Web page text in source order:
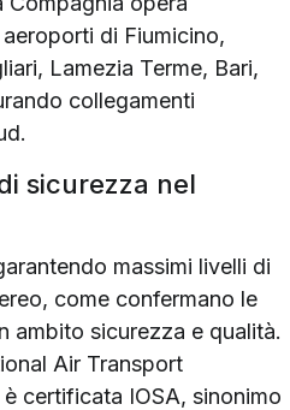
di Fiumicino,
Lamezia Terme, Bari,
collegamenti
sicurezza nel
massimi livelli di
come confermano le
ambito sicurezza e qualità.
Air Transport
certificata IOSA, sinonimo